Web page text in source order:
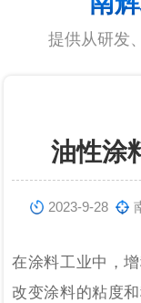
提供从研发
油性涂
2023-9-28
在涂料工业中，
改变涂料的粘度